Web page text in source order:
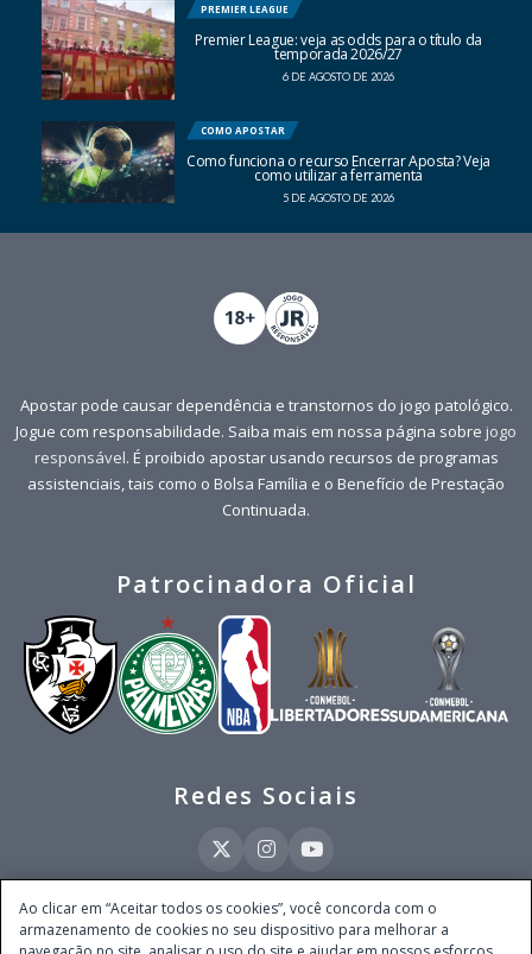
PREMIER LEAGUE
Premier League: veja as odds para o título da
temporada 2026/27
6 DE AGOSTO DE 2026
COMO APOSTAR
Como funciona o recurso Encerrar Aposta? Veja
como utilizar a ferramenta
5 DE AGOSTO DE 2026
Apostar pode causar dependência e transtornos do jogo patológico.
Jogue com responsabilidade. Saiba mais em nossa página sobre jogo
responsável. É proibido apostar usando recursos de programas
assistenciais, tais como o Bolsa Família e o Benefício de Prestação
Continuada.
Patrocinadora Oficial
Redes Sociais
Este site é operado pela Ventmear Brasil LTDA (CNPJ 52.868.380/0001-84), com
endereço na Avenida Brigadeiro Faria Lima, nº 4.055, 3º andar, Itaim Bibi, no
Ao clicar em “Aceitar todos os cookies”, você concorda com o
armazenamento de cookies no seu dispositivo para melhorar a